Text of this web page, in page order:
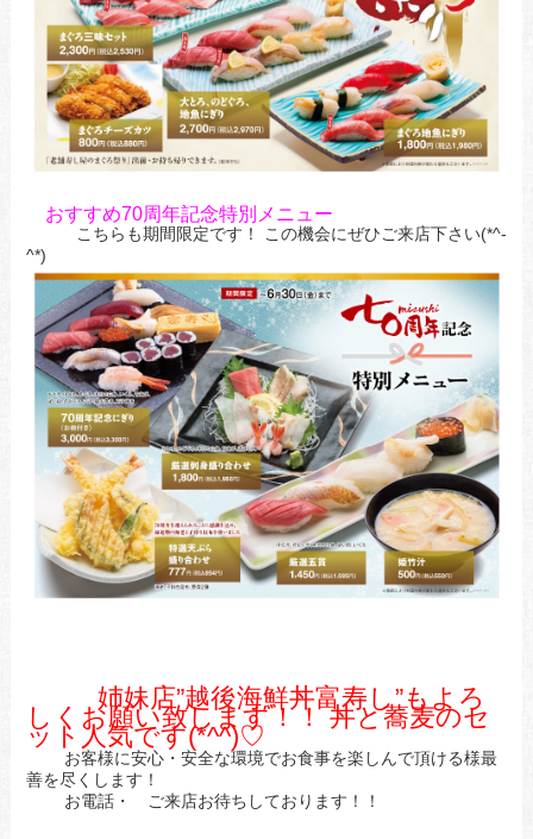
おすすめ70周年記念特別メニュー
こちらも期間限定です！ この機会にぜひご来店下さい(*^-
^*)
姉妹店”越後海鮮丼富寿し”もよろ
しくお願い致します！！ 丼と蕎麦のセ
ット人気です(*^^)♡
お客様に安心・安全な環境でお食事を楽しんで頂ける様最
善を尽くします！
お電話・ ご来店お待ちしております！！